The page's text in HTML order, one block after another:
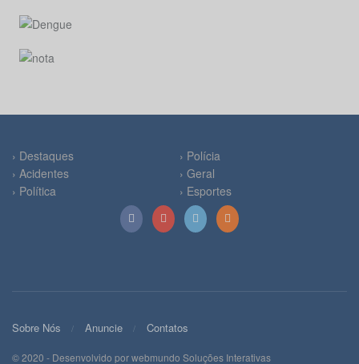
› Destaques
› Acidentes
› Política
› Polícia
› Geral
› Esportes
Sobre Nós Anuncie Contatos
© 2020 - Desenvolvido por webmundo Soluções Interativas